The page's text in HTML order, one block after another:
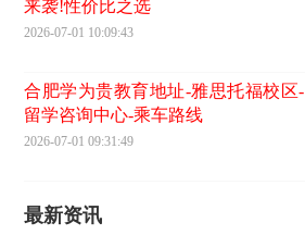
来袭!性价比之选
2026-07-01 10:09:43
合肥学为贵教育地址-雅思托福校区-
留学咨询中心-乘车路线
2026-07-01 09:31:49
最新资讯